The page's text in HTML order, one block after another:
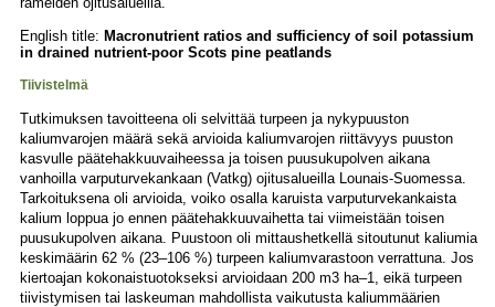
English title: Macronutrient ratios and sufficiency of soil potassium
in drained nutrient-poor Scots pine peatlands
Tiivistelmä
Tutkimuksen tavoitteena oli selvittää turpeen ja nykypuuston
kaliumvarojen määrä sekä arvioida kaliumvarojen riittävyys puuston
kasvulle päätehakkuuvaiheessa ja toisen puusukupolven aikana
vanhoilla varputurvekankaan (Vatkg) ojitusalueilla Lounais-Suomessa.
Tarkoituksena oli arvioida, voiko osalla karuista varputurvekankaista
kalium loppua jo ennen päätehakkuuvaihetta tai viimeistään toisen
puusukupolven aikana. Puustoon oli mittaushetkellä sitoutunut kaliumia
keskimäärin 62 % (23–106 %) turpeen kaliumvarastoon verrattuna. Jos
kiertoajan kokonaistuotokseksi arvioidaan 200 m3 ha–1, eikä turpeen
tiivistymisen tai laskeuman mahdollista vaikutusta kaliummäärien